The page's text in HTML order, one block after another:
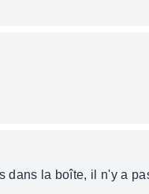
dans la boîte, il n'y a